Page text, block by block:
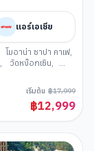
แอร์เอเชีย
โมอาน่า ซาปา คาเฟ,
, วัดหง๊อกเซิน,
เริ่มต้น ฿17,999
฿12,999